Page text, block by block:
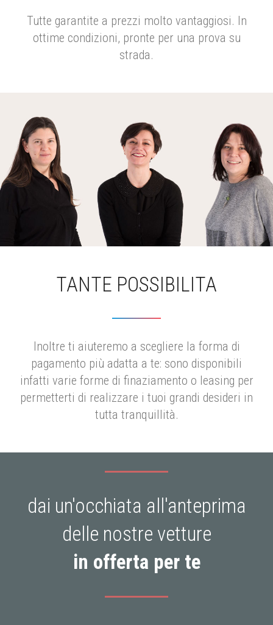
Tutte garantite a prezzi molto vantaggiosi. In
ottime condizioni, pronte per una prova su
strada.
TANTE POSSIBILITA
Inoltre ti aiuteremo a scegliere la forma di
pagamento più adatta a te: sono disponibili
infatti varie forme di finaziamento o leasing per
permetterti di realizzare i tuoi grandi desideri in
tutta tranquillità.
dai un'occhiata all'anteprima
delle nostre vetture
in offerta per te